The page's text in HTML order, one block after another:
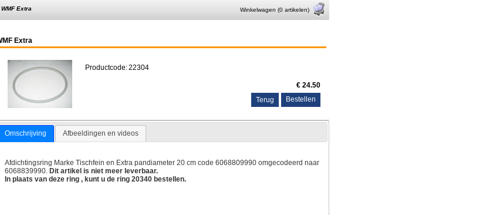
WMF Extra Winkelwagen (0 artikelen)
Extra
Productcode:22304
€ 24.50
Terug
Omschrijving Afbeeldingen en videos
Afdichtingsring Marke Tischfein en Extra pandiameter 20 cm code 6068809990 omgecodeerd naar
6068839990.Dit artikel is niet meer leverbaar.
In plaats van deze ring , kunt u de ring 20340 bestellen.